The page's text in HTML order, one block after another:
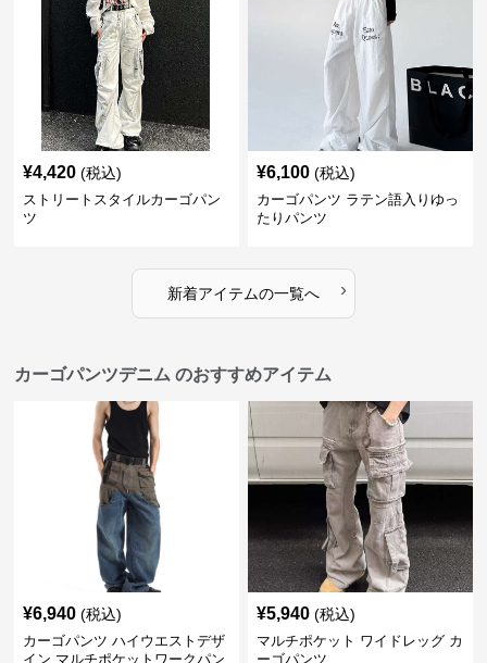
¥4,420 (税込)
ストリートスタイルカーゴパン
ツ
¥6,100 (税込)
カーゴパンツ ラテン語入りゆっ
たりパンツ
新着アイテムの一覧へ ›
カーゴパンツデニム のおすすめアイテム
¥6,940 (税込)
カーゴパンツ ハイウエストデザ
イン マルチポケットワークパン
¥5,940 (税込)
マルチポケット ワイドレッグ カ
ーゴパンツ